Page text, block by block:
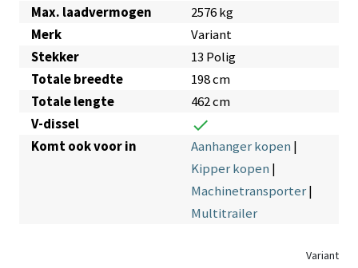
Max. laadvermogen
2576 kg
Merk
Variant
Stekker
13 Polig
Totale breedte
198 cm
Totale lengte
462 cm
V-dissel
check
Komt ook voor in Aanhanger kopen |
Kipper kopen |
Machinetransporter|
Multitrailer
Variant